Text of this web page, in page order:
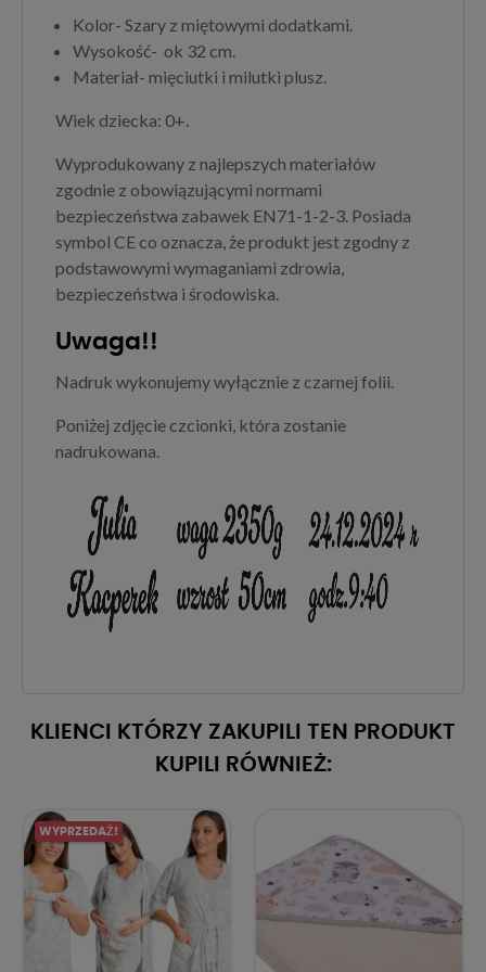
Kolor- Szary z miętowymi dodatkami.
Wysokość- ok 32 cm.
Materiał- mięciutki i milutki plusz.
Wiek dziecka: 0+.
Wyprodukowany z najlepszych materiałów
zgodnie z obowiązującymi normami
bezpieczeństwa zabawek EN71-1-2-3. Posiada
symbol CE co oznacza, że produkt jest zgodny z
podstawowymi wymaganiami zdrowia,
bezpieczeństwa i środowiska.
Uwaga!!
Nadruk wykonujemy wyłącznie z czarnej folii.
Poniżej zdjęcie czcionki, która zostanie
nadrukowana.
KLIENCI KTÓRZY ZAKUPILI TEN PRODUKT
KUPILI RÓWNIEŻ:
WYPRZEDAŻ!